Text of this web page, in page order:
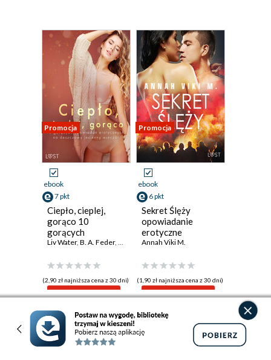
Promocja
ebook
7 pkt
Ciepło, cieplej,
gorąco 10
gorących
opowiadań
deszczowy
jesienny wieczór
Liv Water, B. A. Feder, M. Martinez & K. Krakowiak
(2,90 zł najniższa cena z 30 dni)
7.99 zł
9.99zł (-20%)
Promocja
ebook
6 pkt
Sekret Ślęży
opowiadanie
erotyczne
Annah Viki M.
(1,90 zł najniższa cena z 30 dni)
6.39 zł
7.99zł